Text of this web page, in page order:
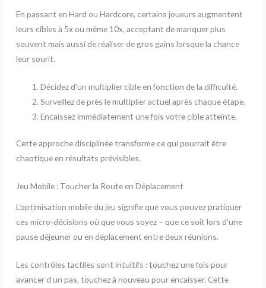
En passant en Hard ou Hardcore, certains joueurs augmentent
leurs cibles à 5x ou même 10x, acceptant de manquer plus
souvent mais aussi de réaliser de gros gains lorsque la chance
leur sourit.
Décidez d’un multiplier cible en fonction de la difficulté.
Surveillez de près le multiplier actuel après chaque étape.
Encaissez immédiatement une fois votre cible atteinte.
Cette approche disciplinée transforme ce qui pourrait être
chaotique en résultats prévisibles.
Jeu Mobile : Toucher la Route en Déplacement
L’optimisation mobile du jeu signifie que vous pouvez pratiquer
ces micro‑décisions où que vous soyez – que ce soit lors d’une
pause déjeuner ou en déplacement entre deux réunions.
Les contrôles tactiles sont intuitifs : touchez une fois pour
avancer d’un pas, touchez à nouveau pour encaisser. Cette